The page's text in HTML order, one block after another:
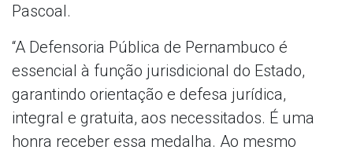
Pascoal.
“A Defensoria Pública de Pernambuco é
essencial à função jurisdicional do Estado,
garantindo orientação e defesa jurídica,
integral e gratuita, aos necessitados. É uma
honra receber essa medalha. Ao mesmo